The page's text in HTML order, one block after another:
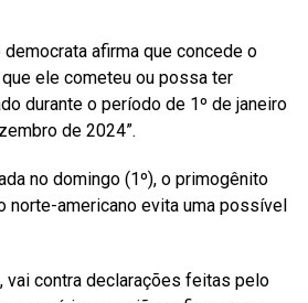
democrata afirma que concede o
ele cometeu ou possa ter
durante o período de 1º de janeiro
de 2024”.
no domingo (1º), o primogênito
norte-americano evita uma possível
vai contra declarações feitas pelo